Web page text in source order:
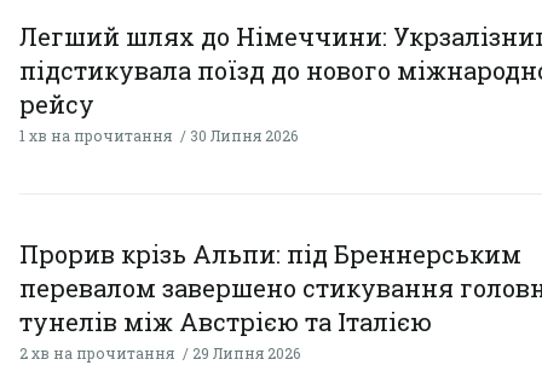
Легший шлях до Німеччини:
підстикувала поїзд до нового
рейсу
1 хв на прочитання 30 Липня 2026
Прорив крізь Альпи: під Бреннерським
перевалом завершено стикування
тунелів між Австрією та Італією
2 хв на прочитання 29 Липня 2026